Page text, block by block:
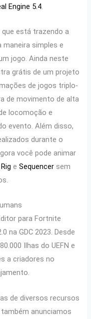
Engine 5.4.
que está trazendo a
maneira simples e
jogo. Ainda neste
grátis de um projeto
de jogos triplo-
de movimento de alta
locomoção e
evento. Além disso,
durante o
você pode animar
eSequencer sem
para Fortnite
na GDC 2023. Desde
Ilhas do UEFN e
a criadores no
de diversos recursos
também anunciamos